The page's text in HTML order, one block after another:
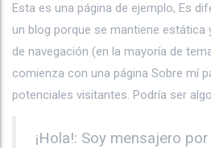
Esta es una página de ejemplo, Es
un blog porque se mantiene estática
de navegación (en la mayoría de
comienza con una página Sobre mí
potenciales visitantes. Podría ser
¡Hola!: Soy mensajero